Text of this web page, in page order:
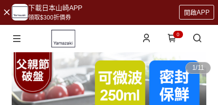
下載日本山崎APP
領取$300折價券
開啟APP
0
1/11